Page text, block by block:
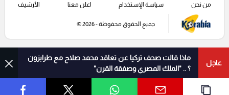
عاجل
ماذا قالت صحف تركيا عن تعاقد محمد صلاح مع طرابزون
؟ .. "الملك المصري وصفقة القرن"
من نحن سياسة الإستخدام اعلن معنا الأرشيف
جميع الحقوق محفوظة - 2026 ©